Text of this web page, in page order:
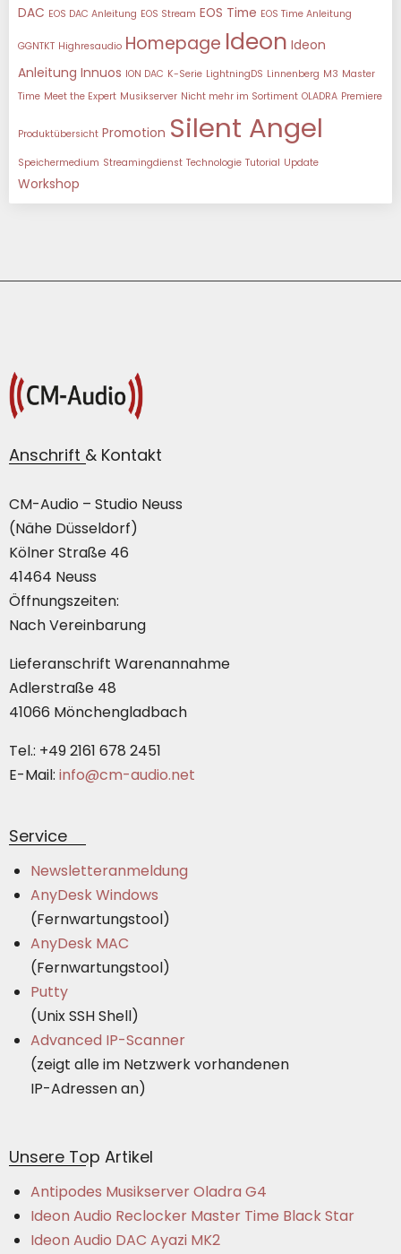
DAC EOS DAC Anleitung EOS Stream EOS Time EOS Time Anleitung
GGNTKT Highresaudio Homepage Ideon Ideon
Anleitung Innuos ION DAC K-Serie LightningDS Linnenberg M3 Master
Time Meet the Expert Musikserver Nicht mehr im Sortiment OLADRA Premiere
Produktübersicht Promotion Silent Angel
Speichermedium Streamingdienst Technologie Tutorial Update
Workshop
Anschrift & Kontakt
CM-Audio – Studio Neuss
(Nähe Düsseldorf)
Kölner Straße 46
41464 Neuss
Öffnungszeiten:
Nach Vereinbarung
Lieferanschrift Warenannahme
Adlerstraße 48
41066 Mönchengladbach
Tel.: +49 2161 678 2451
E-Mail: info@cm-audio.net
Service
Newsletteranmeldung
AnyDesk Windows
(Fernwartungstool)
AnyDesk MAC
(Fernwartungstool)
Putty
(Unix SSH Shell)
Advanced IP-Scanner
(zeigt alle im Netzwerk vorhandenen
IP-Adressen an)
Unsere Top Artikel
Antipodes Musikserver Oladra G4
Ideon Audio Reclocker Master Time Black Star
Ideon Audio DAC Ayazi MK2